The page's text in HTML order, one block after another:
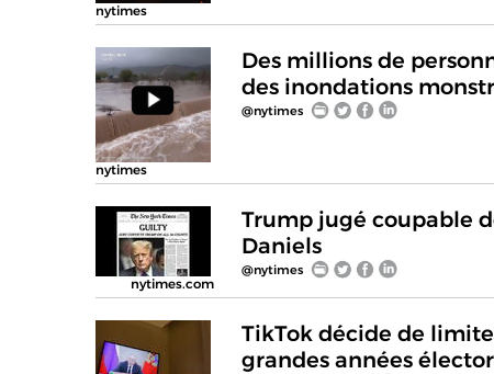
nytimes
nytimes
Des millions de
des inondations
@nytimes
nytimes.com
Trump jugé coupable
Daniels
@nytimes
TikTok décide de
grandes années